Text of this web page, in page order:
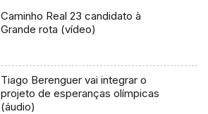
Caminho Real 23 candidato à
Grande rota (vídeo)
Tiago Berenguer vai integrar o
projeto de esperanças olímpicas
(áudio)